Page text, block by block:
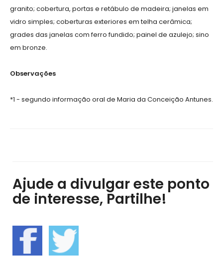
granito; cobertura, portas e retábulo de madeira; janelas em
vidro simples; coberturas exteriores em telha cerâmica;
grades das janelas com ferro fundido; painel de azulejo; sino
em bronze.
Observações
*1 - segundo informação oral de Maria da Conceição Antunes.
Ajude a divulgar este ponto
de interesse, Partilhe!